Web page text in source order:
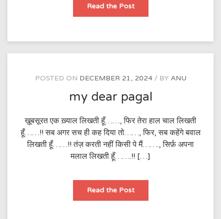
Read the Postशायरी
POSTED ON DECEMBER 21, 2024 BY ANU
my dear pagal
ख़ूबसूरत एक ख़्याल लिखती हूँ……, फिर तेरा हाल चाल लिखती
हूँ……!! सब अगर सच ही कह दिया तो……, फिर, सब कहेंगे बवाल
लिखती हूँ……!! तंज़ करती नहीं किसी पे मैं……., सिर्फ़ अपना
मलाल लिखती हूँ…….!! […]
Read the Postmy
pagal